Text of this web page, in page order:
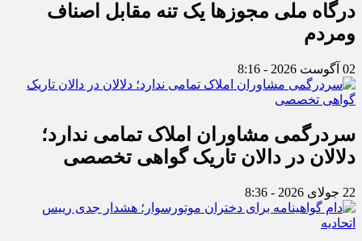
درگاه ملی مجوزها یک تنه مقابل اصناف
ومردم
02 آگوست 2026 - 8:16
سردرگمی مشاوران املاک تمامی ندارد؛
دلالان در دالان تاریک گواهی تخصصی
22 جولای 2026 - 8:36